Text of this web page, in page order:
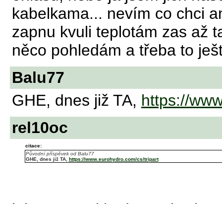
kabelkama... nevím co chci
zapnu kvuli teplotám zas až
něco pohledám a třeba to
Balu77
GHE, dnes již TA, https://
rel10oc
citace:
Původní příspěvek od Balu77
GHE, dnes již TA, https://www.eurohydro.com/cs/tripart